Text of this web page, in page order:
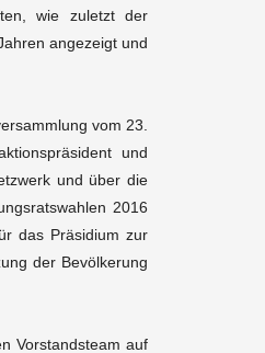
wie zuletzt der
angezeigt und
vom 23.
und
und über die
2016
das Präsidium zur
der Bevölkerung
Vorstandsteam auf